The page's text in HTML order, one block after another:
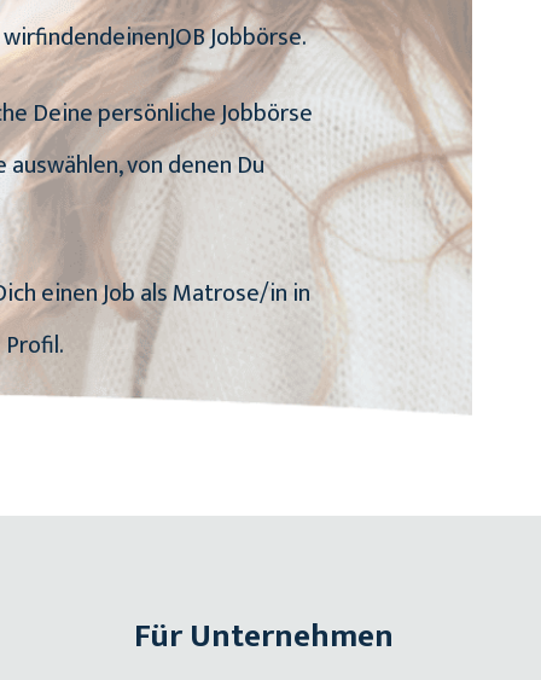
Jobbörse.
Deine persönliche Jobbörse
von denen Du
einen Job als Matrose/in in
Für Unternehmen